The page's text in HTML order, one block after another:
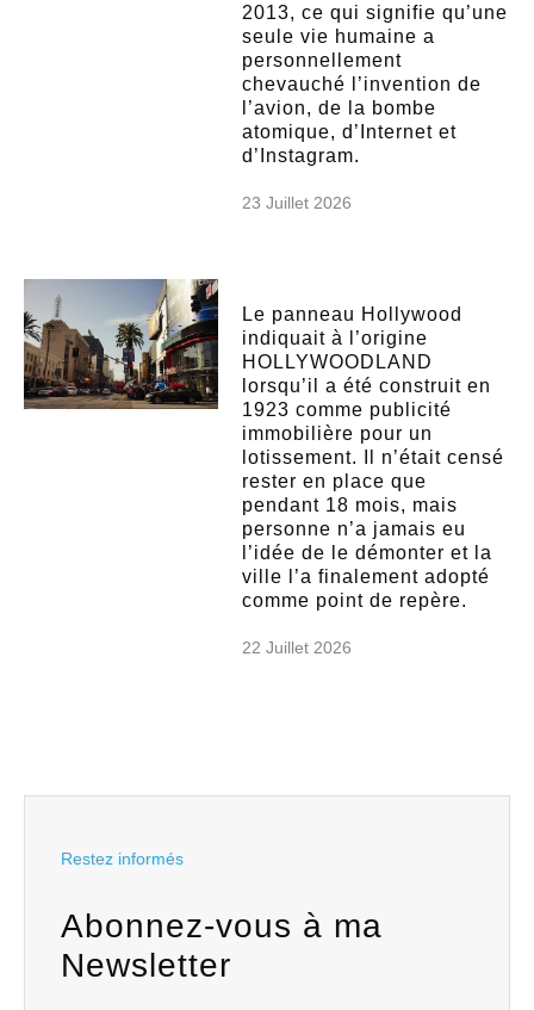
2013, ce qui signifie qu’une
seule vie humaine a
personnellement
chevauché l’invention de
l’avion, de la bombe
atomique, d’Internet et
d’Instagram.
23 Juillet 2026
Le panneau Hollywood
indiquait à l’origine
HOLLYWOODLAND
lorsqu’il a été construit en
1923 comme publicité
immobilière pour un
lotissement. Il n’était censé
rester en place que
pendant 18 mois, mais
personne n’a jamais eu
l’idée de le démonter et la
ville l’a finalement adopté
comme point de repère.
22 Juillet 2026
Restez informés
Abonnez-vous à ma
Newsletter